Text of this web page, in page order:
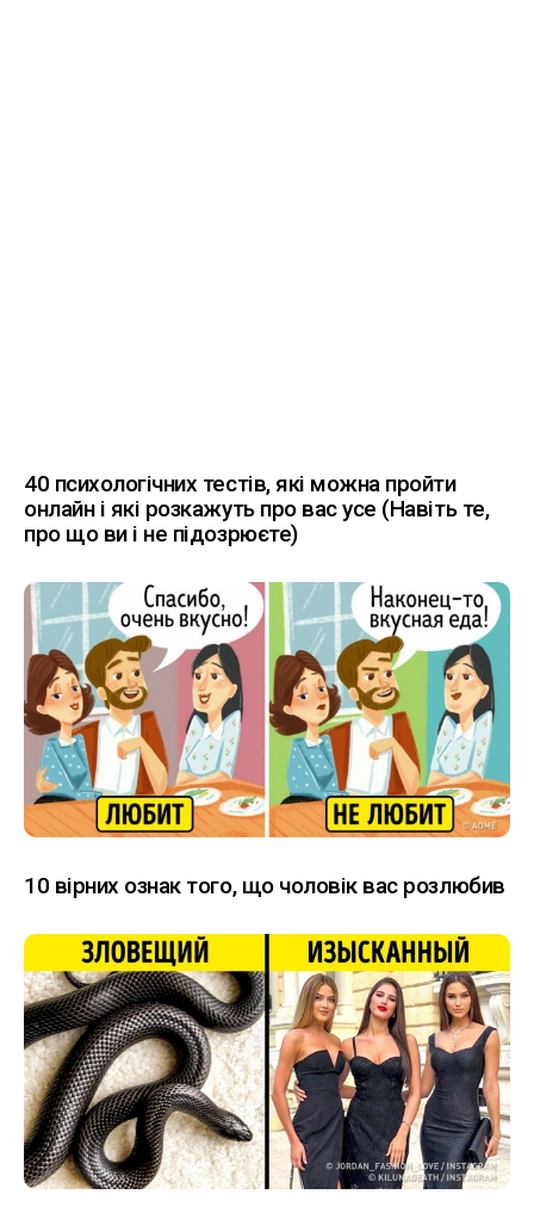
40 психологічних тестів, які можна пройти
онлайн і які розкажуть про вас усе (Навіть те,
про що ви і не підозрюєте)
10 вірних ознак того, що чоловік вас розлюбив